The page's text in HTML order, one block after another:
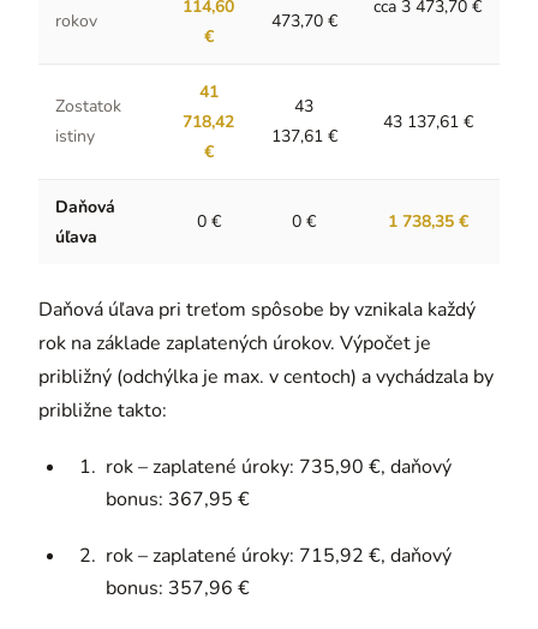
rokov
114,60
€
473,70 €
cca 3 473,70 €
Zostatok
istiny
41
718,42
€
43
137,61 €
43 137,61 €
Daňová
úľava
0 € 0 € 1 738,35 €
Daňová úľava pri treťom spôsobe by vznikala každý
rok na základe zaplatených úrokov. Výpočet je
približný (odchýlka je max. v centoch) a vychádzala by
približne takto:
rok – zaplatené úroky: 735,90 €, daňový
bonus: 367,95 €
rok – zaplatené úroky: 715,92 €, daňový
bonus: 357,96 €